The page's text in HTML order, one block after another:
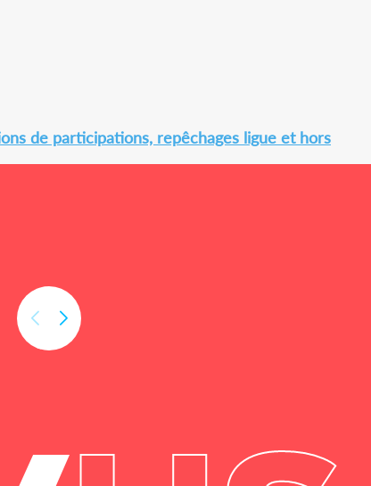
de participations, repêchages ligue et hors